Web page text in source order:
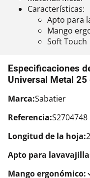
Características:
Apto para
Mango
Soft Touch
Especificaciones
Universal Metal 25
Marca:Sabatier
Referencia:S2704748
Longitud de la hoja:
Apto para
Mango ergonómico: